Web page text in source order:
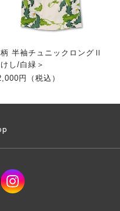
半袖チュニックロングⅡ
けし/白緑＞
円（税込）